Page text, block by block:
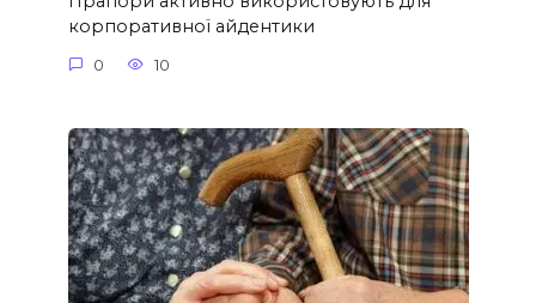
корпоративної айдентики
0 10